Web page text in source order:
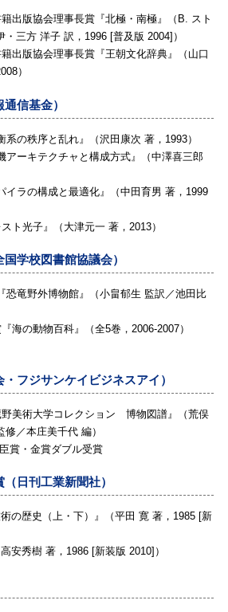
出版協会理事長賞『北極・南極』（B. スト
三方 洋子 訳，1996 [普及版 2004]）
出版協会理事長賞『王朝文化辞典』（山口
）
信基金）
系の秩序と乱れ』（沢田康次 著，1993）
アーキテクチャと構成方式』（中澤喜三郎
イラの構成と最適化』（中田育男 著，1999
スト光子』（大津元一 著，2013）
学校図書館協議会）
恐竜野外博物館』（小畠郁生 監訳／池田比
海の動物百科』（全5巻，2006-2007）
・フジサンケイビジネスアイ）
野美術大学コレクション 博物図譜』（荒俣
／本庄美千代 編）
賞・金賞ダブル受賞
日刊工業新聞社）
の歴史（上・下） 』（平田 寛 著，1985 [新
安秀樹 著，1986 [新装版 2010]）